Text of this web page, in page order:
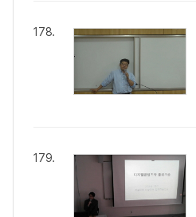
178.
179.